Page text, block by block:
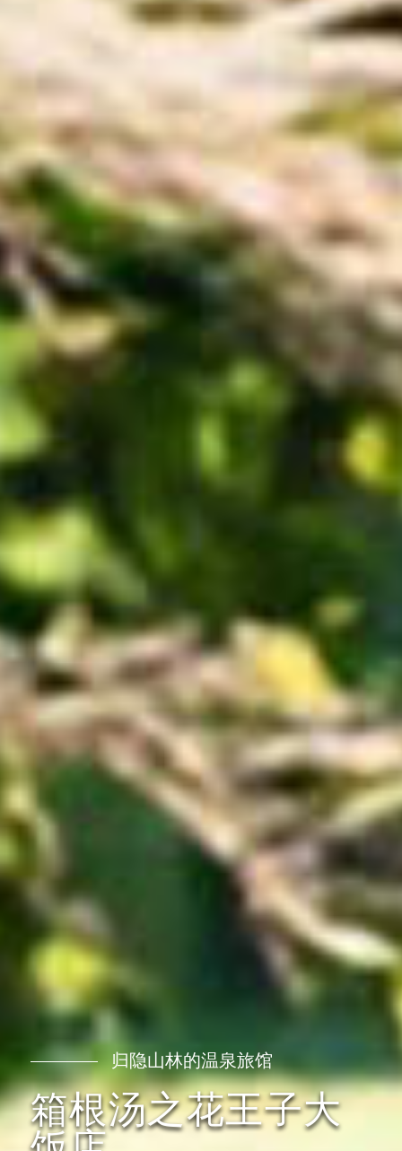
归隐山林的温泉旅馆
箱根汤之花王子大